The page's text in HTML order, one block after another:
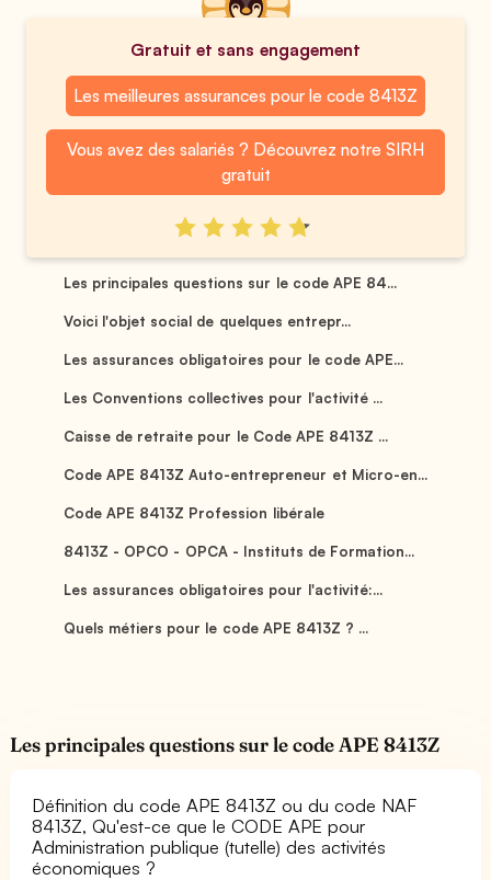
Gratuit et sans engagement
Les meilleures assurances pour le code 8413Z
Vous avez des salariés ? Découvrez notre SIRH
gratuit
Les principales questions sur le code APE 84...
Voici l'objet social de quelques entrepr...
Les assurances obligatoires pour le code APE...
Les Conventions collectives pour l'activité ...
Caisse de retraite pour le Code APE 8413Z ...
Code APE 8413Z Auto-entrepreneur et Micro-en...
Code APE 8413Z Profession libérale
8413Z - OPCO - OPCA - Instituts de Formation...
Les assurances obligatoires pour l'activité:...
Quels métiers pour le code APE 8413Z ? ...
Les principales questions sur le code APE 8413Z
Définition du code APE 8413Z ou du code NAF
8413Z, Qu'est-ce que le CODE APE pour
Administration publique (tutelle) des activités
économiques ?